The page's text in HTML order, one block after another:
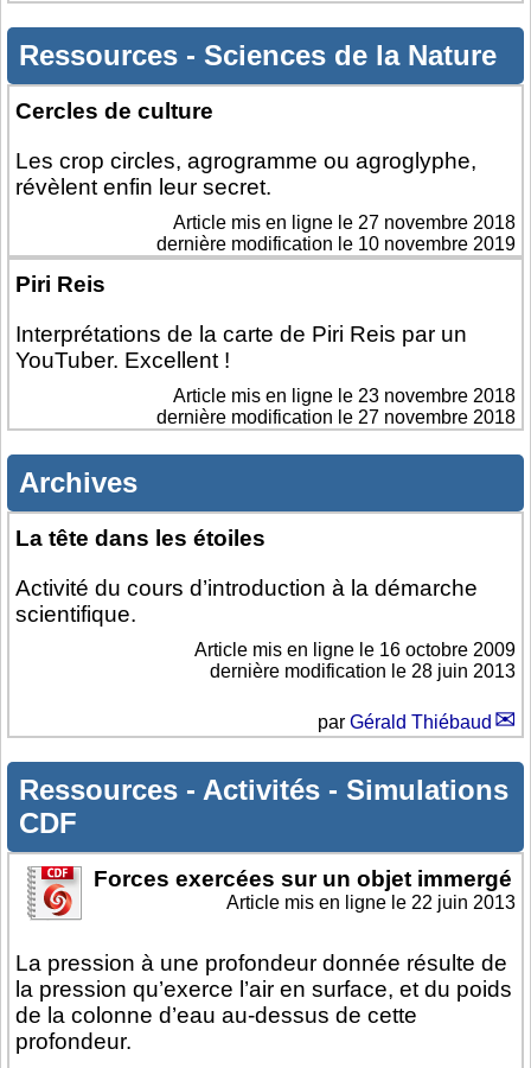
Ressources - Sciences de la Nature
Cercles de culture
Les crop circles, agrogramme ou agroglyphe,
révèlent enfin leur secret.
Article mis en ligne le 27 novembre 2018
dernière modification le 10 novembre 2019
Piri Reis
Interprétations de la carte de Piri Reis par un
YouTuber. Excellent !
Article mis en ligne le 23 novembre 2018
dernière modification le 27 novembre 2018
Archives
La tête dans les étoiles
Activité du cours d’introduction à la démarche
scientifique.
Article mis en ligne le 16 octobre 2009
dernière modification le 28 juin 2013
par Gérald Thiébaud
Ressources - Activités - Simulations
CDF
Forces exercées sur un objet immergé
La pression à une profondeur donnée résulte de
la pression qu’exerce l’air en surface, et du poids
de la colonne d’eau au-dessus de cette
profondeur.
Article mis en ligne le 22 juin 2013